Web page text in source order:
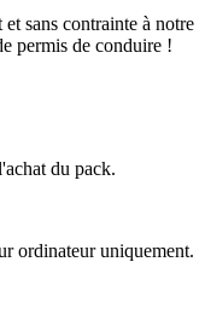
sans contrainte à notre
permis de conduire !
du pack.
ordinateur uniquement.